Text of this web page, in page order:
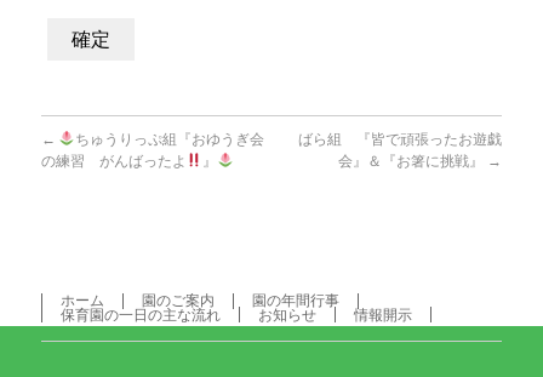
←
ちゅうりっぷ組『おゆうぎ会
の練習 がんばったよ
』
ばら組 『皆で頑張ったお遊戯
会』＆『お箸に挑戦』
→
ホーム 園のご案内
園の年間行事
保育園の一日の主な流れ
お知らせ 情報開示